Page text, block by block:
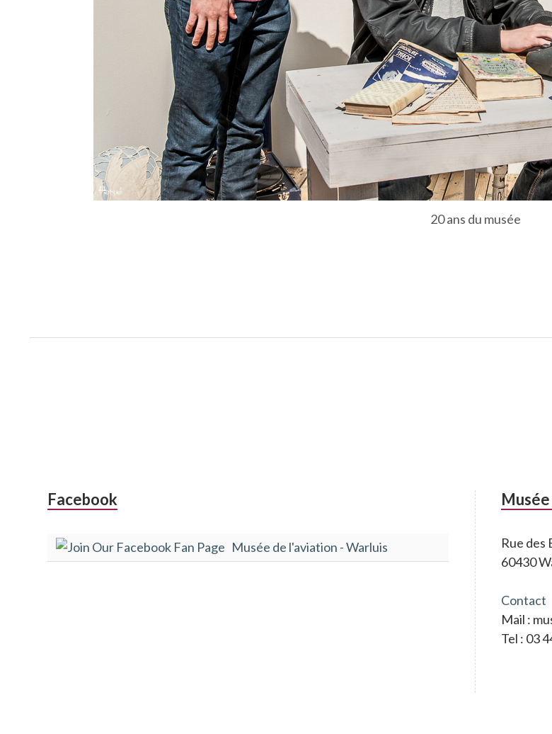
20 ans du musée
Colonne
subsidiaire
Facebook
Musée de l'aviation - Warluis
Rue des
60430
Contact
Mail :
Tel : 03